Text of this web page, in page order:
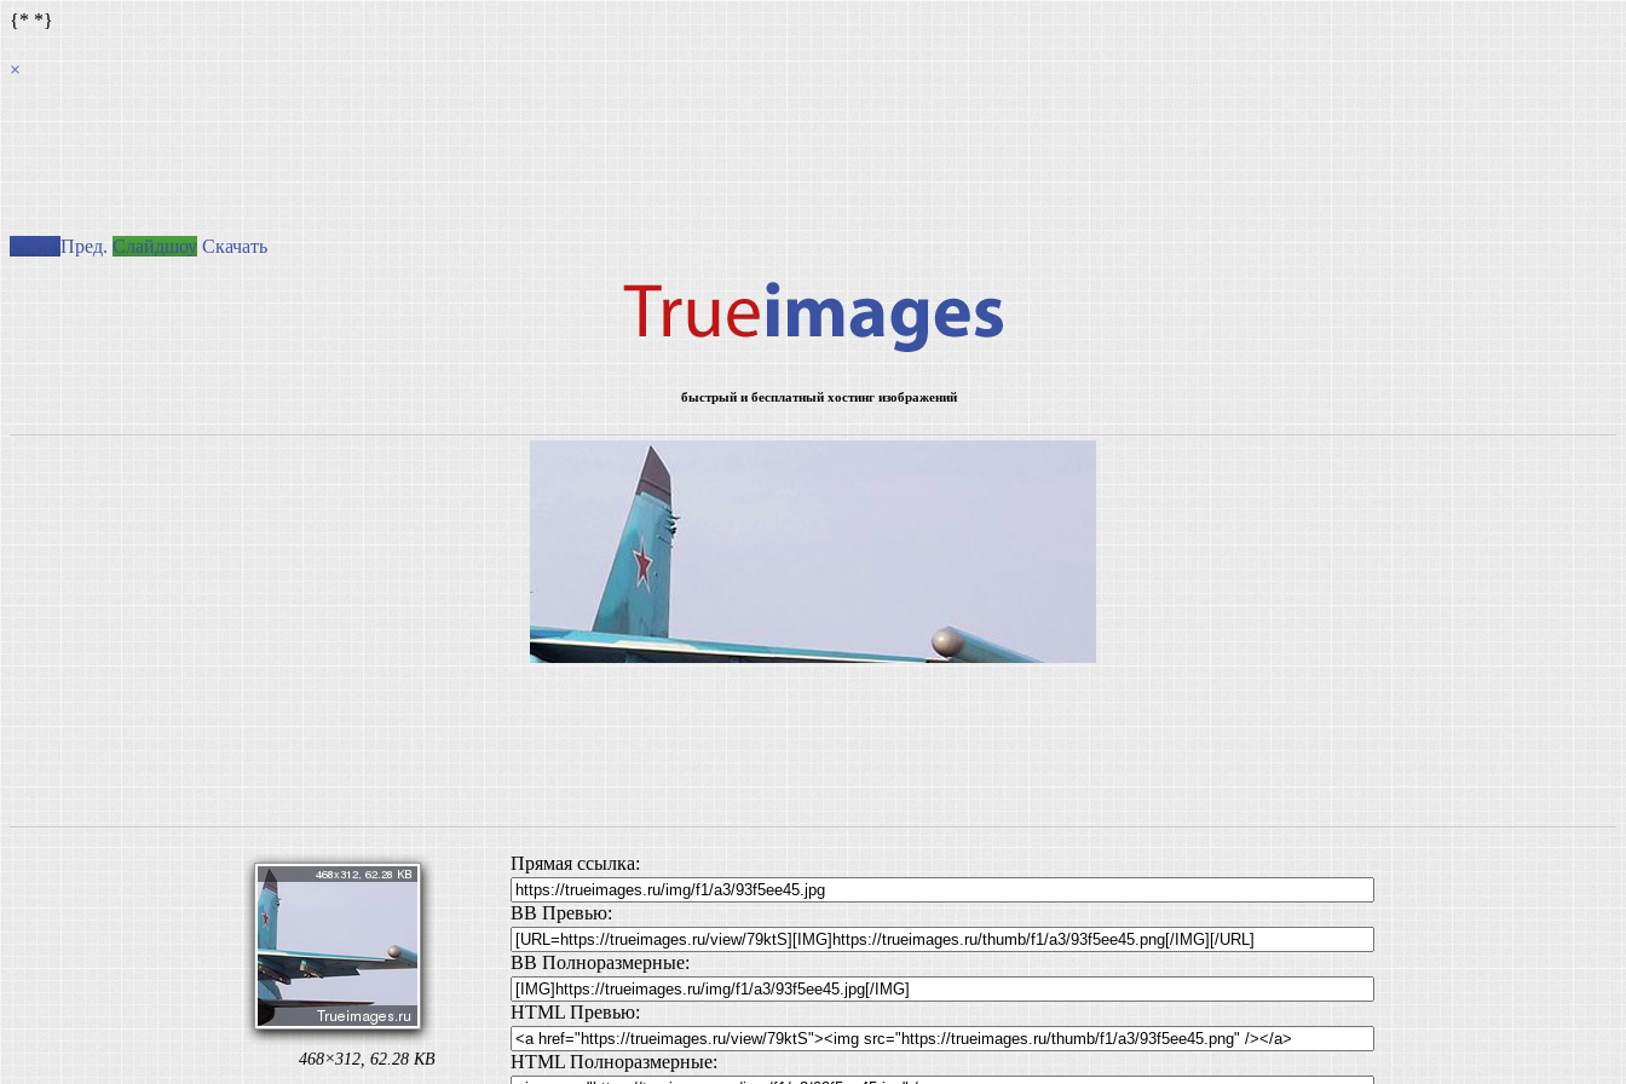
{* *}
×
Пред. Слайдшоу Скачать
быстрый и бесплатный хостинг изображений
468×312, 62.28 KB
Прямая ссылка:
BB Превью:
BB Полноразмерные:
HTML Превью:
HTML Полноразмерные: